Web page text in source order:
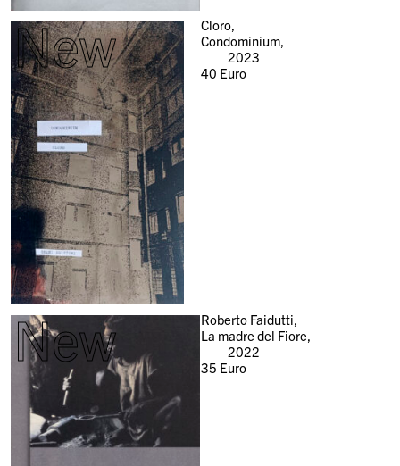
New
Cloro,
Condominium,
2023
40 Euro
New
Roberto Faidutti,
La madre del Fiore,
2022
35 Euro